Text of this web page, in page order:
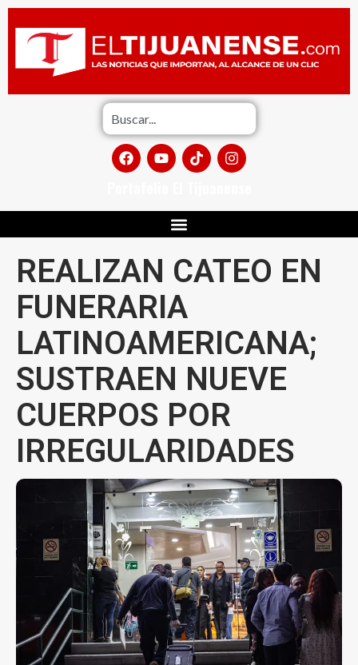
REALIZAN CATEO EN
FUNERARIA
LATINOAMERICANA;
SUSTRAEN NUEVE
CUERPOS POR
IRREGULARIDADES